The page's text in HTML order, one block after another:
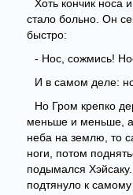
Хоть кончик носа
стало больно. Он
быстро:
- Нос, сожмись!
И в самом деле:
Но Гром крепко
меньше и меньше, а
неба на землю, то
ноги, потом
подымался
подтянуло к